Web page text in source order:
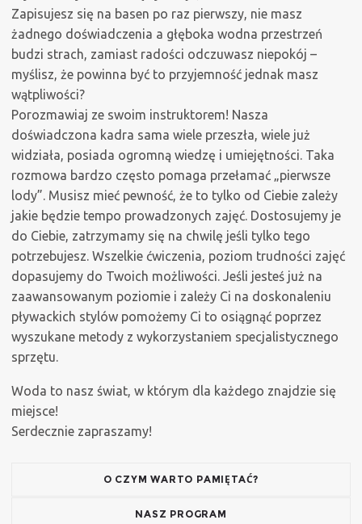
Zapisujesz się na basen po raz pierwszy, nie masz
żadnego doświadczenia a głęboka wodna przestrzeń
budzi strach, zamiast radości odczuwasz niepokój –
myślisz, że powinna być to przyjemność jednak masz
wątpliwości?
Porozmawiaj ze swoim instruktorem! Nasza
doświadczona kadra sama wiele przeszła, wiele już
widziała, posiada ogromną wiedzę i umiejętności. Taka
rozmowa bardzo często pomaga przełamać „pierwsze
lody”. Musisz mieć pewność, że to tylko od Ciebie zależy
jakie będzie tempo prowadzonych zajęć. Dostosujemy je
do Ciebie, zatrzymamy się na chwilę jeśli tylko tego
potrzebujesz. Wszelkie ćwiczenia, poziom trudności zajęć
dopasujemy do Twoich możliwości. Jeśli jesteś już na
zaawansowanym poziomie i zależy Ci na doskonaleniu
pływackich stylów pomożemy Ci to osiągnąć poprzez
wyszukane metody z wykorzystaniem specjalistycznego
sprzętu.
Woda to nasz świat, w którym dla każdego znajdzie się
miejsce!
Serdecznie zapraszamy!
O CZYM WARTO PAMIĘTAĆ?
NASZ PROGRAM